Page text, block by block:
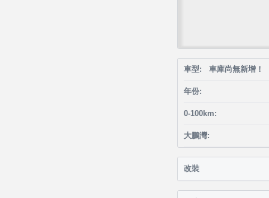
車型: 車庫尚無新增！
年份:
0-100km:
大鵬灣:
改裝